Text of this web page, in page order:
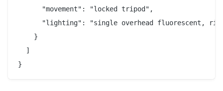
      "movement": "locked tripod",
"lighting": "single overhead fluorescent,
    }
  ]